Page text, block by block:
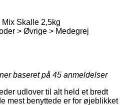
Mix Skalle 2,5kg
> Øvrige > Medegrej
baseret på 45 anmeldelser
udlover til alt held et bredt
mest benyttede er for øjeblikket